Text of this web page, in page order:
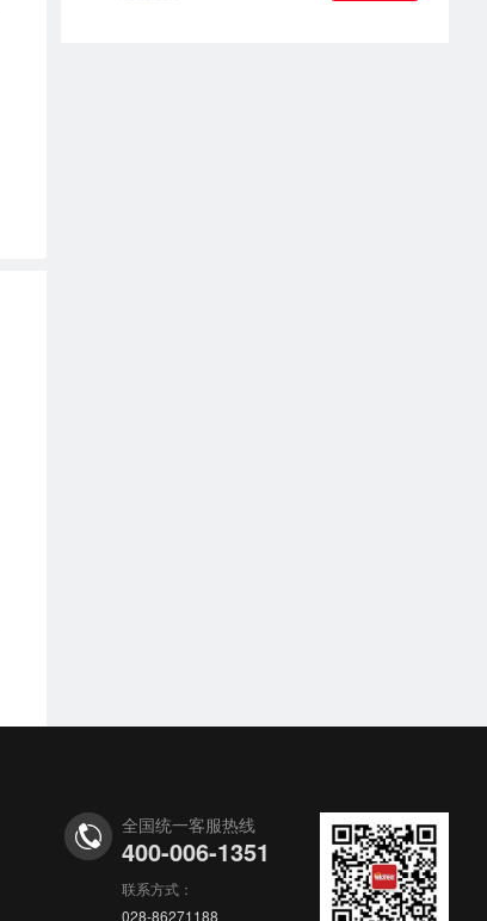
全国统一客服热线
400-006-1351
联系方式：
028-86271188